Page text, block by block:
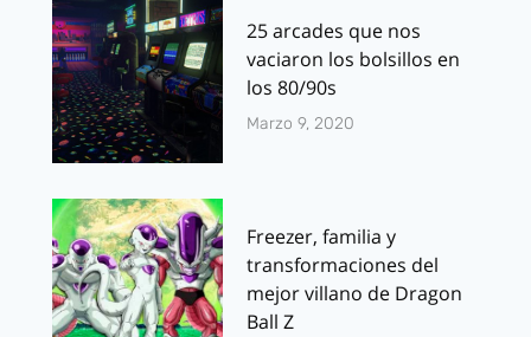
25 arcades que nos
vaciaron los bolsillos en
los 80/90s
Marzo 9, 2020
Freezer, familia y
transformaciones del
mejor villano de Dragon
Ball Z